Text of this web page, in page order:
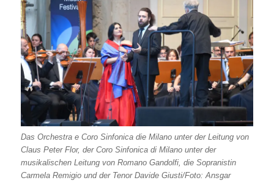
Das Orchestra e Coro Sinfonica die Milano unter der Leitung von
Claus Peter Flor, der Coro Sinfonica di Milano unter der
musikalischen Leitung von Romano Gandolfi, die Sopranistin
Carmela Remigio und der Tenor Davide Giusti/Foto: Ansgar